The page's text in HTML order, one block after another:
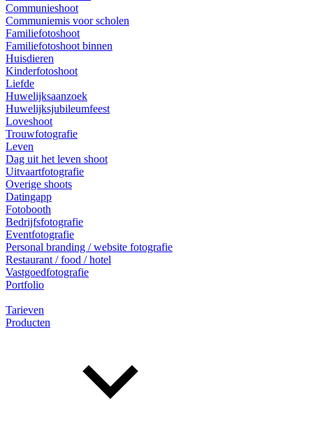
Communieshoot
Communiemis voor scholen
Familiefotoshoot
Familiefotoshoot binnen
Huisdieren
Kinderfotoshoot
Liefde
Huwelijksaanzoek
Huwelijksjubileumfeest
Loveshoot
Trouwfotografie
Leven
Dag uit het leven shoot
Uitvaartfotografie
Overige shoots
Datingapp
Fotobooth
Bedrijfsfotografie
Eventfotografie
Personal branding / website fotografie
Restaurant / food / hotel
Vastgoedfotografie
Portfolio
Tarieven
Producten